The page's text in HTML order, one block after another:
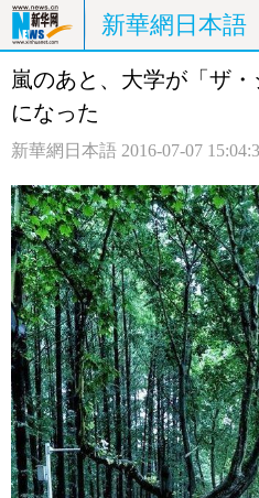
新華網日本語
ホームページ 政
観光 評
中日対訳
嵐のあと、大学が「ザ・
になった
新華網日本語 2016-07-07